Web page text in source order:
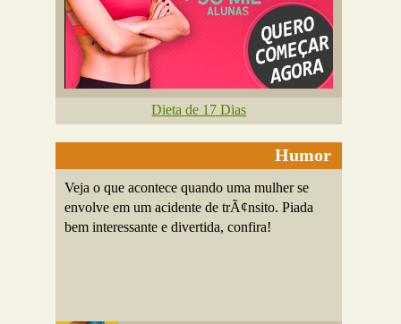
Dieta de 17 Dias
Humor
Veja o que acontece quando uma mulher se
envolve em um acidente de trÃ¢nsito. Piada
bem interessante e divertida, confira!